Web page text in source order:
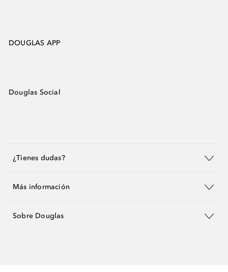
DOUGLAS APP
Douglas Social
¿Tienes dudas?
Más información
Sobre Douglas